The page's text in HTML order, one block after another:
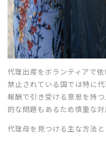
代理出産をボランティアで
禁止されている国では特に
報酬で引き受ける意思を持
的な問題もあるため慎重な対
代理母を見つける主な方法と